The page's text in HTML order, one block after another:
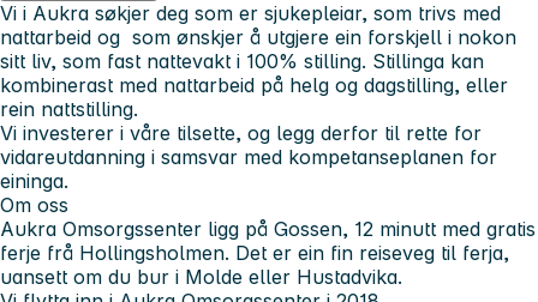
Vi i Aukra søkjer deg som er sjukepleiar, som trivs med
nattarbeid og som ønskjer å utgjere ein forskjell i nokon
sitt liv, som fast nattevakt i 100% stilling. Stillinga kan
kombinerast med nattarbeid på helg og dagstilling, eller
rein nattstilling.
Vi investerer i våre tilsette, og legg derfor til rette for
vidareutdanning i samsvar med kompetanseplanen for
eininga.
Om oss
Aukra Omsorgssenter ligg på Gossen, 12 minutt med gratis
ferje frå Hollingsholmen. Det er ein fin reiseveg til ferja,
uansett om du bur i Molde eller Hustadvika.